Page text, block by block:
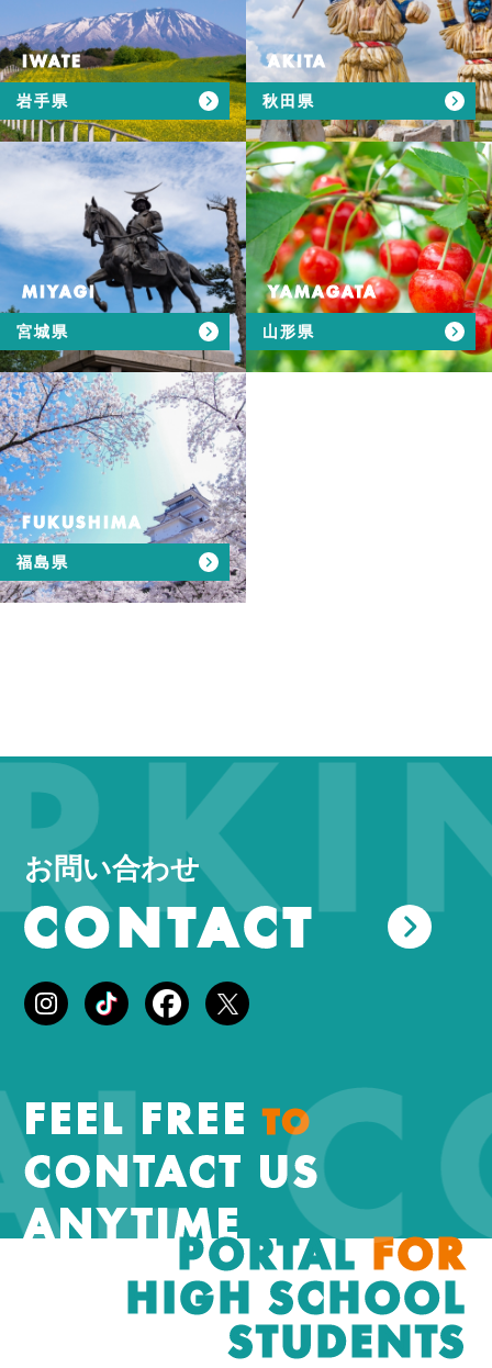
IWATE
岩手県
AKITA
秋田県
MIYAGI
宮城県
YAMAGATA
山形県
FUKUSHIMA
福島県
FEEL FREETO
CONTACT US
ANYTIME
お問い合わせ
CONTACT
PORTALFOR
HIGH SCHOOL
STUDENTS